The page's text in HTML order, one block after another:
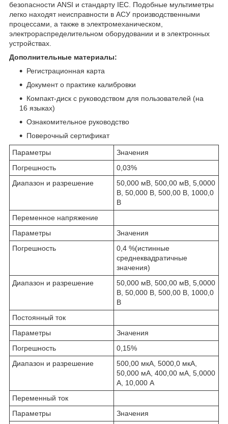
безопасности ANSI и стандарту IEC. Подобные мультиметры
легко находят неисправности в АСУ производственными
процессами, а также в электромеханическом,
электрораспределительном оборудовании и в электронных
устройствах.
Дополнительные материалы:
Регистрационная карта
Документ о практике калибровки
Компакт-диск с руководством для пользователей (на
16 языках)
Ознакомительное руководство
Поверочный сертификат
Параметры
Значения
Погрешность
0,03%
Диапазон и разрешение
50,000 мВ, 500,00 мВ, 5,0000
В, 50,000 В, 500,00 В, 1000,0
В
Переменное напряжение
Параметры
Значения
Погрешность
0,4 %(истинные
среднеквадратичные
значения)
Диапазон и разрешение
50,000 мВ, 500,00 мВ, 5,0000
В, 50,000 В, 500,00 В, 1000,0
В
Постоянный ток
Параметры
Значения
Погрешность
0,15%
Диапазон и разрешение
500,00 мкА, 5000,0 мкА,
50,000 мА, 400,00 мА, 5,0000
А, 10,000 А
Переменный ток
Параметры
Значения